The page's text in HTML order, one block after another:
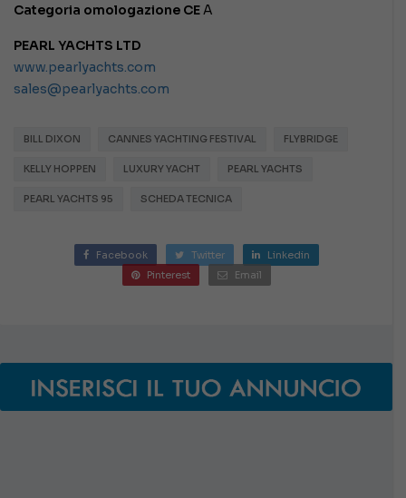
Categoria omologazione CE A
PEARL YACHTS LTD
www.pearlyachts.com
sales@pearlyachts.com
BILL DIXON CANNES YACHTING FESTIVAL FLYBRIDGE
KELLY HOPPEN LUXURY YACHT PEARL YACHTS
PEARL YACHTS 95 SCHEDA TECNICA
Facebook Twitter
Linkedin
Pinterest
Email